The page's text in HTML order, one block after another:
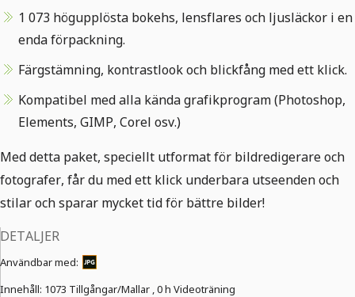
1 073 högupplösta bokehs, lensflares och ljusläckor i en
enda förpackning.
Färgstämning, kontrastlook och blickfång med ett klick.
Kompatibel med alla kända grafikprogram (Photoshop,
Elements, GIMP, Corel osv.)
Med detta paket, speciellt utformat för bildredigerare och
fotografer, får du med ett klick underbara utseenden och
stilar och sparar mycket tid för bättre bilder!
DETALJER
Användbar med:
Innehåll: 1073 Tillgångar/Mallar ,0 h Videoträning